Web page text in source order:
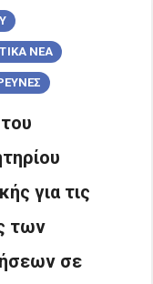
ΝΕΑ
για τις
των
σε